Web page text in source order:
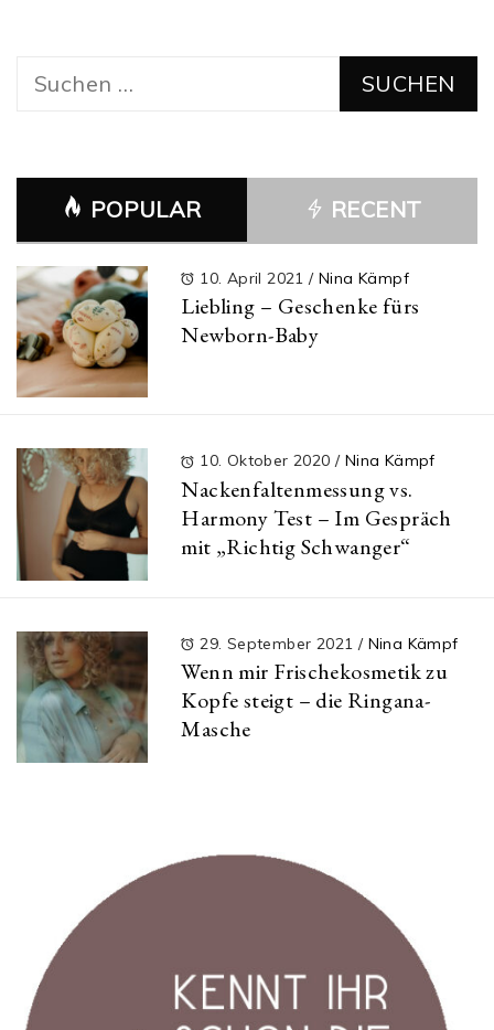
Suchen
POPULAR RECENT
10. April 2021/ Nina Kämpf
Liebling – Geschenke fürs
Newborn-Baby
10. Oktober 2020 / Nina Kämpf
Nackenfaltenmessung vs.
Harmony Test – Im Gespräch
mit „Richtig Schwanger“
29. September 2021 / Nina Kämpf
Wenn mir Frischekosmetik zu
Kopfe steigt – die Ringana-
Masche